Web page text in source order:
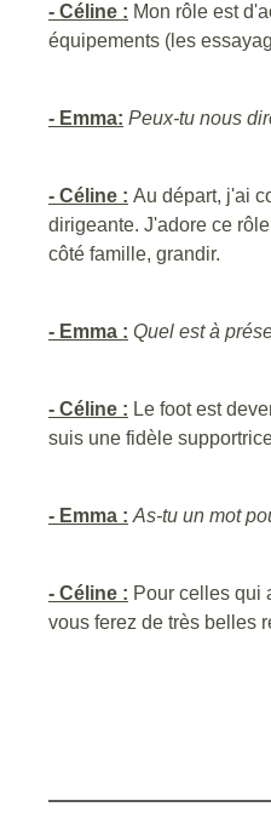
- Céline : Mon rôle est
équipements (les
- Emma: Peux-tu nous
- Céline : Au départ, j'ai
dirigeante. J'adore ce
côté famille, grandir.
- Emma : Quel est à
- Céline : Le foot est
suis une fidèle
- Emma : As-tu un mot
- Céline : Pour celles qui
vous ferez de très belles